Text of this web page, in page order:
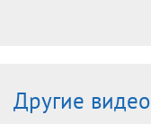
Другие видео